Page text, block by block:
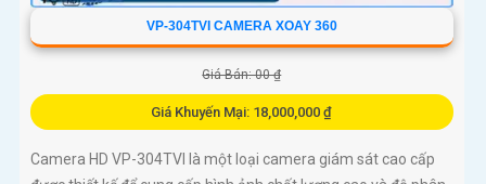
VP-304TVI CAMERA XOAY 360
Giá Bán: 00 ₫
Giá Khuyến Mại: 18,000,000 ₫
Camera HD VP-304TVI là một loại camera giám sát cao cấp